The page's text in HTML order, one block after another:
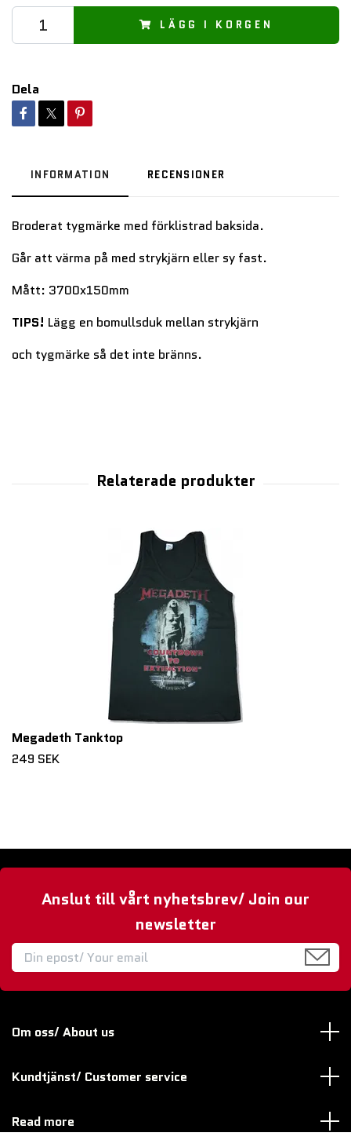
LÄGG I KORGEN
Dela
INFORMATION RECENSIONER
Broderat tygmärke med förklistrad baksida.
Går att värma på med strykjärn eller sy fast.
Mått: 3700x150mm
TIPS! Lägg en bomullsduk mellan strykjärn
och tygmärke så det inte bränns.
Megadeth Tanktop
249 SEK
Anslut till vårt nyhetsbrev/ Join our
newsletter
Om oss/ About us
Kundtjänst/ Customer service
Read more